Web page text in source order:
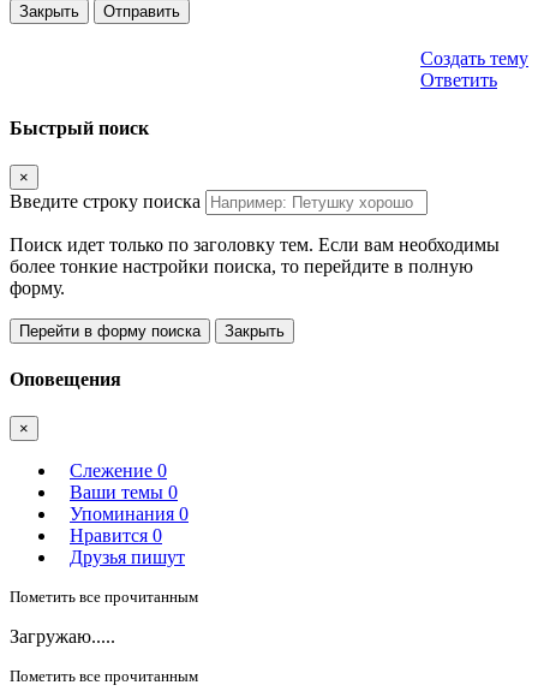
Закрыть Отправить
Создать тему
Ответить
Быстрый поиск
×
Введите строку поиска
Поиск идет только по заголовку тем. Если вам необходимы
более тонкие настройки поиска, то перейдите в полную
форму.
Перейти в форму поиска Закрыть
Оповещения
×
Слежение 0
Ваши темы 0
Упоминания 0
Нравится 0
Друзья пишут
Пометить все прочитанным
Загружаю.....
Пометить все прочитанным